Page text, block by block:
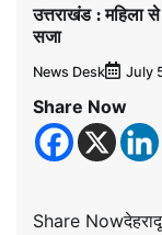
उत्तराखंड : महिला
सजा
News Desk July
Share Now
Share